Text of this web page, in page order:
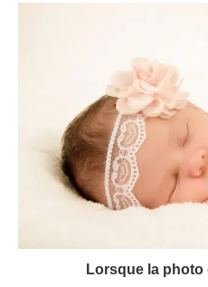
Lorsque la